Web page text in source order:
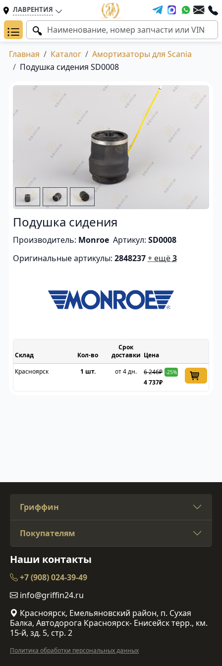
ЛАВРЕНТИЯ
Главная Каталог
Амортизаторы для Scania
Подушка сидения SD0008
Подушка сидения
Производитель: Monroe Артикул: SD0008
Оригинальные артикулы: 2848237+ ещё3
Склад
Срок
доставки Цена
Красноярск
1 шт. от 4 дн. 6 246₽ -25%
4 737₽
Гриффин
Покупателям
Наши контакты
+7 (908) 024-39-49
info@griffin24.ru
Красноярск, Емельяновский район, п. Сухая
Балка, Автодорога Красноярск- Енисейск терр., км.
15-й, зд. 5, стр. 2
Политика обработки персональных данных